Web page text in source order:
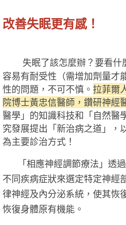
改善失眠更有感！
失眠了該怎麼辦？要看什
容易有耐受性（需增加劑量才
性的問題，不可不慎。 拉菲爾
院博士黃忠信醫師，鑽研神經
醫學」的知識科技和「自然醫
究發展提出「新治病之道」，
為主要診治方式！
「相應神經調節療法」透
不同疾病症狀來選定特定神經
律神經及內分泌系統，使其恢
恢復身體原有機能。